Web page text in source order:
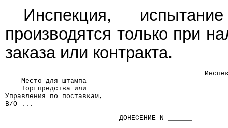
Инспекция,
производятся только при
заказа или контракта.
    Место для штампа
    Торгпредства или
Управления по поставкам,
В/О ...
                            ДОНЕСЕНИЕ N ______